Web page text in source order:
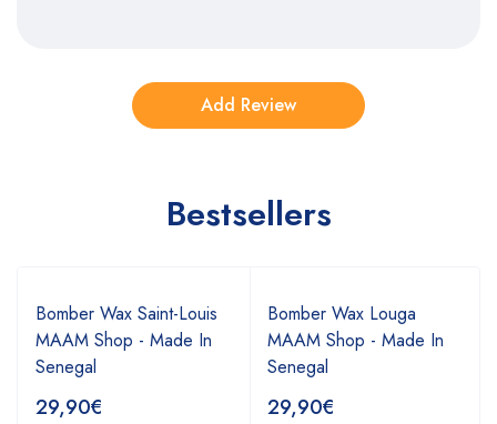
Bestsellers
Bomber Wax Saint-Louis
MAAM Shop - Made In
Senegal
29,90€
Bomber Wax Louga
MAAM Shop - Made In
Senegal
29,90€